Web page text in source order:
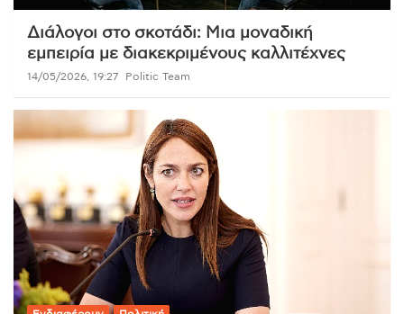
Διάλογοι στο σκοτάδι: Μια μοναδική
εμπειρία με διακεκριμένους καλλιτέχνες
14/05/2026, 19:27 Politic Team